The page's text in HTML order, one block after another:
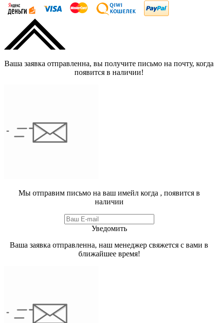
Ваша заявка отправленна, вы получите письмо на почту, когда
появится в наличии!
Мы отправим письмо на ваш имейл когда , появится в
наличии
Уведомить
Ваша заявка отправленна, наш менеджер свяжется с вами в
ближайшее время!